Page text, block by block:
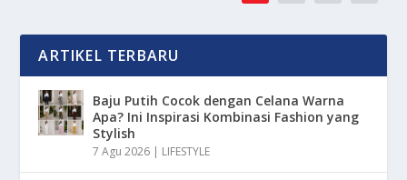
ARTIKEL TERBARU
Baju Putih Cocok dengan Celana Warna
Apa? Ini Inspirasi Kombinasi Fashion yang
Stylish
7 Agu 2026 | LIFESTYLE